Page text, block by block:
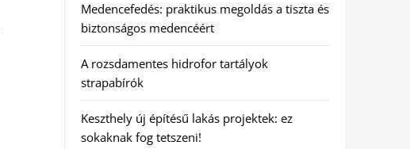
Medencefedés: praktikus megoldás a tiszta és
biztonságos medencéért
A rozsdamentes hidrofor tartályok
strapabírók
Keszthely új építésű lakás projektek: ez
sokaknak fog tetszeni!